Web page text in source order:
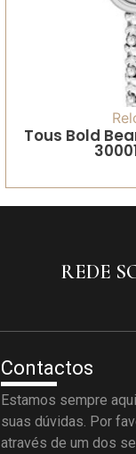
Tous Bold
REDE
Contactos
Estamos sempre
suas dúvidas. Por
através de um dos